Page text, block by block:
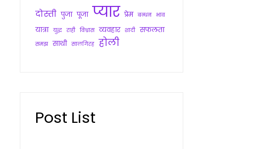
दोस्ती पुजा पूजा प्यार प्रेम बन्धन भाव
यात्रा युद्ध राही विश्वास व्यवहार शादी सफलता
समझ साथी सालगिरह होली
Post List